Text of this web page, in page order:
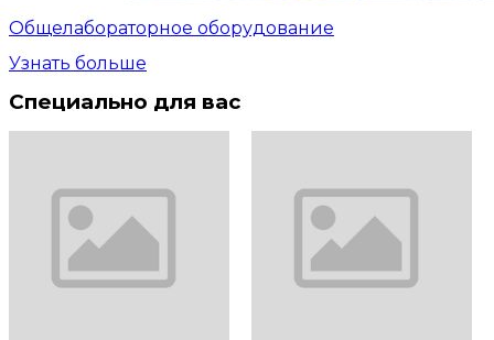
Общелабораторное оборудование
Узнать больше
Специально для вас